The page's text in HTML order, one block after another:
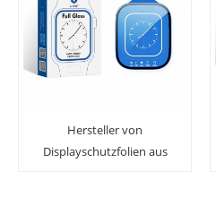
Hersteller von
Displayschutzfolien aus